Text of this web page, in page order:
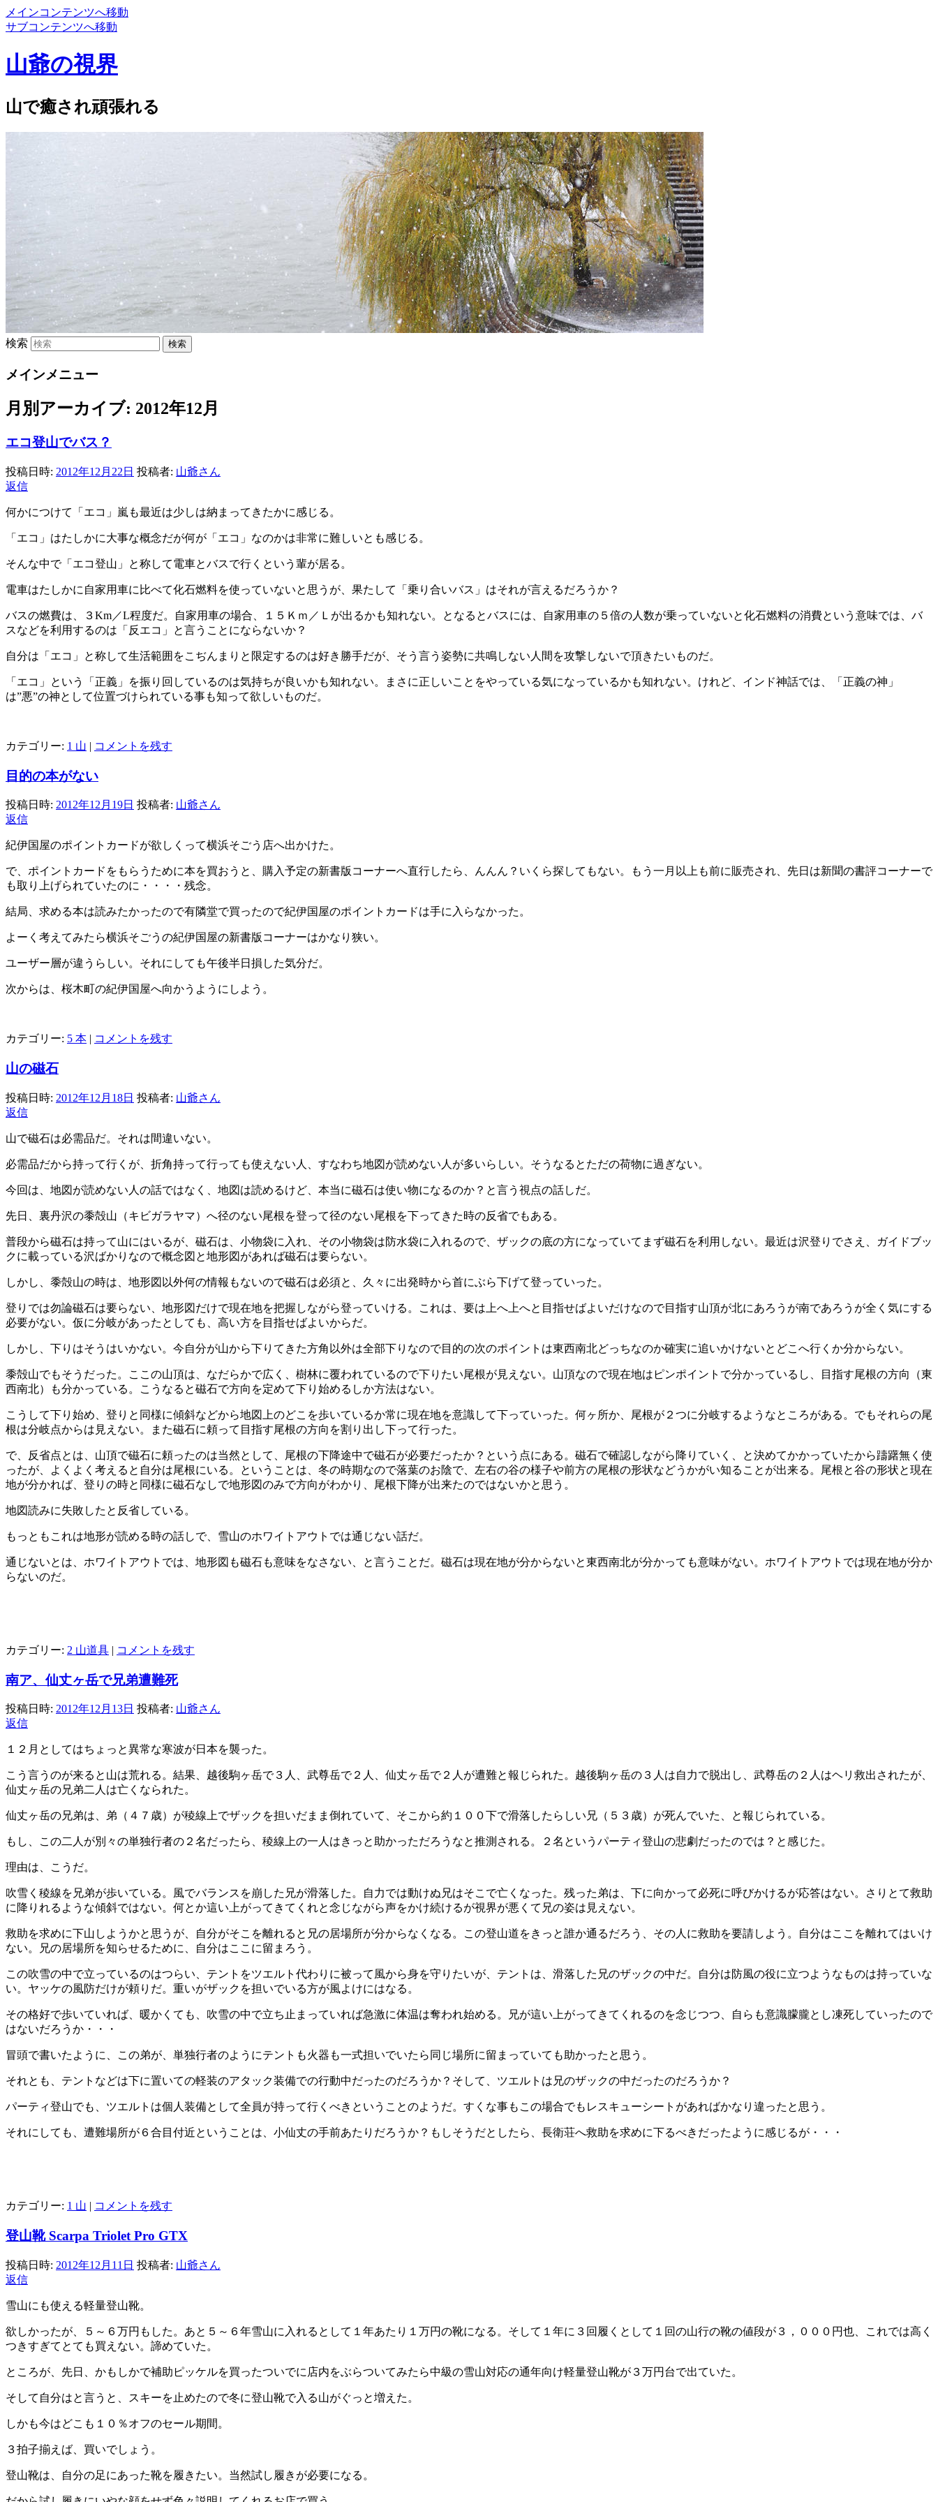
メインコンテンツへ移動
サブコンテンツへ移動
山爺の視界
山で癒され頑張れる
検索
メインメニュー
月別アーカイブ: 2012年12月
エコ登山でバス？
投稿日時: 2012年12月22日 投稿者: 山爺さん
返信
何かにつけて「エコ」嵐も最近は少しは納まってきたかに感じる。
「エコ」はたしかに大事な概念だが何が「エコ」なのかは非常に難しいとも感じる。
そんな中で「エコ登山」と称して電車とバスで行くという輩が居る。
電車はたしかに自家用車に比べて化石燃料を使っていないと思うが、果たして「乗り合いバス」はそれが言えるだろうか？
バスの燃費は、３Km／L程度だ。自家用車の場合、１５Ｋｍ／Ｌが出るかも知れない。となるとバスには、自家用車の５倍の人数が乗っていないと化石燃料の消費という意味では、バ
スなどを利用するのは「反エコ」と言うことにならないか？
自分は「エコ」と称して生活範囲をこぢんまりと限定するのは好き勝手だが、そう言う姿勢に共鳴しない人間を攻撃しないで頂きたいものだ。
「エコ」という「正義」を振り回しているのは気持ちが良いかも知れない。まさに正しいことをやっている気になっているかも知れない。けれど、インド神話では、「正義の神」
は”悪”の神として位置づけられている事も知って欲しいものだ。
カテゴリー: 1 山 | コメントを残す
目的の本がない
投稿日時: 2012年12月19日 投稿者: 山爺さん
返信
紀伊国屋のポイントカードが欲しくって横浜そごう店へ出かけた。
で、ポイントカードをもらうために本を買おうと、購入予定の新書版コーナーへ直行したら、んんん？いくら探してもない。もう一月以上も前に販売され、先日は新聞の書評コーナーで
も取り上げられていたのに・・・・残念。
結局、求める本は読みたかったので有隣堂で買ったので紀伊国屋のポイントカードは手に入らなかった。
よーく考えてみたら横浜そごうの紀伊国屋の新書版コーナーはかなり狭い。
ユーザー層が違うらしい。それにしても午後半日損した気分だ。
次からは、桜木町の紀伊国屋へ向かうようにしよう。
カテゴリー: 5 本 コメントを残す
山の磁石
投稿日時: 2012年12月18日 投稿者: 山爺さん
返信
山で磁石は必需品だ。それは間違いない。
必需品だから持って行くが、折角持って行っても使えない人、すなわち地図が読めない人が多いらしい。そうなるとただの荷物に過ぎない。
今回は、地図が読めない人の話ではなく、地図は読めるけど、本当に磁石は使い物になるのか？と言う視点の話しだ。
先日、裏丹沢の黍殻山（キビガラヤマ）へ径のない尾根を登って径のない尾根を下ってきた時の反省でもある。
普段から磁石は持って山にはいるが、磁石は、小物袋に入れ、その小物袋は防水袋に入れるので、ザックの底の方になっていてまず磁石を利用しない。最近は沢登りでさえ、ガイドブッ
クに載っている沢ばかりなので概念図と地形図があれば磁石は要らない。
しかし、黍殻山の時は、地形図以外何の情報もないので磁石は必須と、久々に出発時から首にぶら下げて登っていった。
登りでは勿論磁石は要らない、地形図だけで現在地を把握しながら登っていける。これは、要は上へ上へと目指せばよいだけなので目指す山頂が北にあろうが南であろうが全く気にする
必要がない。仮に分岐があったとしても、高い方を目指せばよいからだ。
しかし、下りはそうはいかない。今自分が山から下りてきた方角以外は全部下りなので目的の次のポイントは東西南北どっちなのか確実に追いかけないとどこへ行くか分からない。
黍殻山でもそうだった。ここの山頂は、なだらかで広く、樹林に覆われているので下りたい尾根が見えない。山頂なので現在地はピンポイントで分かっているし、目指す尾根の方向（東
西南北）も分かっている。こうなると磁石で方向を定めて下り始めるしか方法はない。
こうして下り始め、登りと同様に傾斜などから地図上のどこを歩いているか常に現在地を意識して下っていった。何ヶ所か、尾根が２つに分岐するようなところがある。でもそれらの尾
根は分岐点からは見えない。また磁石に頼って目指す尾根の方向を割り出し下って行った。
で、反省点とは、山頂で磁石に頼ったのは当然として、尾根の下降途中で磁石が必要だったか？という点にある。磁石で確認しながら降りていく、と決めてかかっていたから躊躇無く使
ったが、よくよく考えると自分は尾根にいる。ということは、冬の時期なので落葉のお陰で、左右の谷の様子や前方の尾根の形状などうかがい知ることが出来る。尾根と谷の形状と現在
地が分かれば、登りの時と同様に磁石なしで地形図のみで方向がわかり、尾根下降が出来たのではないかと思う。
地図読みに失敗したと反省している。
もっともこれは地形が読める時の話しで、雪山のホワイトアウトでは通じない話だ。
通じないとは、ホワイトアウトでは、地形図も磁石も意味をなさない、と言うことだ。磁石は現在地が分からないと東西南北が分かっても意味がない。ホワイトアウトでは現在地が分か
らないのだ。
カテゴリー: 2 山道具 | コメントを残す
南ア、仙丈ヶ岳で兄弟遭難死
投稿日時: 2012年12月13日 投稿者: 山爺さん
返信
１２月としてはちょっと異常な寒波が日本を襲った。
こう言うのが来ると山は荒れる。結果、越後駒ヶ岳で３人、武尊岳で２人、仙丈ヶ岳で２人が遭難と報じられた。越後駒ヶ岳の３人は自力で脱出し、武尊岳の２人はヘリ救出されたが、
仙丈ヶ岳の兄弟二人は亡くなられた。
仙丈ヶ岳の兄弟は、弟（４７歳）が稜線上でザックを担いだまま倒れていて、そこから約１００下で滑落したらしい兄（５３歳）が死んでいた、と報じられている。
もし、この二人が別々の単独行者の２名だったら、稜線上の一人はきっと助かっただろうなと推測される。２名というパーティ登山の悲劇だったのでは？と感じた。
理由は、こうだ。
吹雪く稜線を兄弟が歩いている。風でバランスを崩した兄が滑落した。自力では動けぬ兄はそこで亡くなった。残った弟は、下に向かって必死に呼びかけるが応答はない。さりとて救助
に降りれるような傾斜ではない。何とか這い上がってきてくれと念じながら声をかけ続けるが視界が悪くて兄の姿は見えない。
救助を求めに下山しようかと思うが、自分がそこを離れると兄の居場所が分からなくなる。この登山道をきっと誰か通るだろう、その人に救助を要請しよう。自分はここを離れてはいけ
ない。兄の居場所を知らせるために、自分はここに留まろう。
この吹雪の中で立っているのはつらい、テントをツエルト代わりに被って風から身を守りたいが、テントは、滑落した兄のザックの中だ。自分は防風の役に立つようなものは持っていな
い。ヤッケの風防だけが頼りだ。重いがザックを担いでいる方が風よけにはなる。
その格好で歩いていれば、暖かくても、吹雪の中で立ち止まっていれば急激に体温は奪われ始める。兄が這い上がってきてくれるのを念じつつ、自らも意識朦朧とし凍死していったので
はないだろうか・・・
冒頭で書いたように、この弟が、単独行者のようにテントも火器も一式担いでいたら同じ場所に留まっていても助かったと思う。
それとも、テントなどは下に置いての軽装のアタック装備での行動中だったのだろうか？そして、ツエルトは兄のザックの中だったのだろうか？
パーティ登山でも、ツエルトは個人装備として全員が持って行くべきということのようだ。すくな事もこの場合でもレスキューシートがあればかなり違ったと思う。
それにしても、遭難場所が６合目付近ということは、小仙丈の手前あたりだろうか？もしそうだとしたら、長衛荘へ救助を求めに下るべきだったように感じるが・・・
カテゴリー: 1 山 | コメントを残す
登山靴 Scarpa Triolet Pro GTX
投稿日時: 2012年12月11日 投稿者: 山爺さん
返信
雪山にも使える軽量登山靴。
欲しかったが、５～６万円もした。あと５～６年雪山に入れるとして１年あたり１万円の靴になる。そして１年に３回履くとして１回の山行の靴の値段が３，０００円也、これでは高く
つきすぎてとても買えない。諦めていた。
ところが、先日、かもしかで補助ピッケルを買ったついでに店内をぶらついてみたら中級の雪山対応の通年向け軽量登山靴が３万円台で出ていた。
そして自分はと言うと、スキーを止めたので冬に登山靴で入る山がぐっと増えた。
しかも今はどこも１０％オフのセール期間。
３拍子揃えば、買いでしょう。
登山靴は、自分の足にあった靴を履きたい。当然試し履きが必要になる。